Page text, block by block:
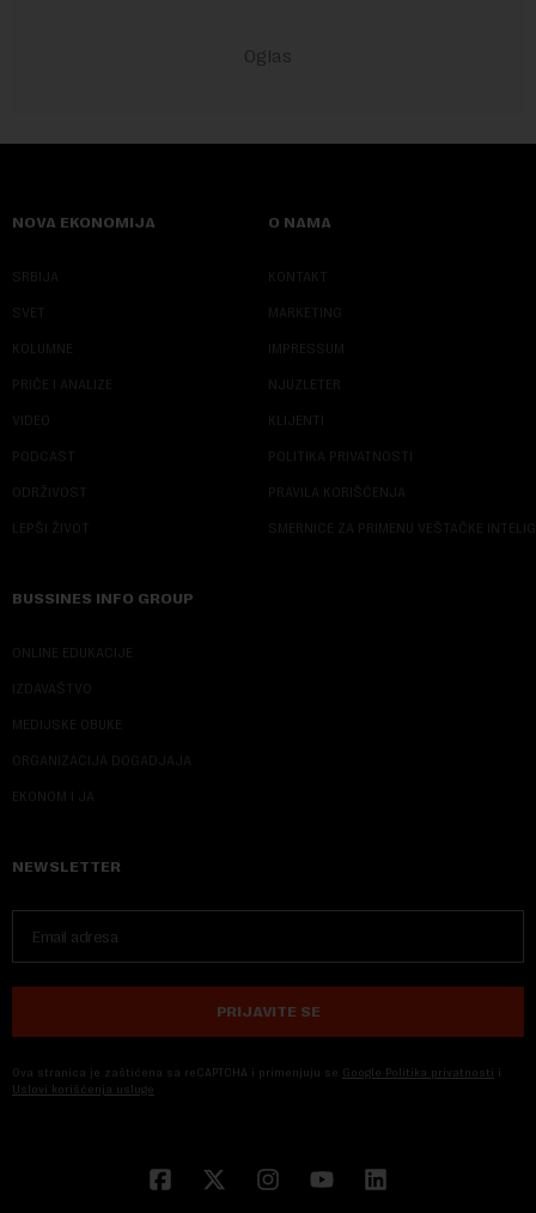
NOVA EKONOMIJA
SRBIJA
SVET
KOLUMNE
PRIČE I ANALIZE
VIDEO
PODCAST
ODRŽIVOST
LEPŠI ŽIVOT
O NAMA
KONTAKT
MARKETING
IMPRESSUM
NJUZLETER
KLIJENTI
POLITIKA PRIVATNOSTI
PRAVILA KORIŠĆENJA
SMERNICE ZA PRIMENU VEŠTAČKE
BUSSINES INFO GROUP
ONLINE EDUKACIJE
IZDAVAŠTVO
MEDIJSKE OBUKE
ORGANIZACIJA DOGADJAJA
EKONOM I JA
NEWSLETTER
PRIJAVITE SE
Ova stranica je zaštićena sa reCAPTCHA i primenjuju se Google Politika privatnosti i
Uslovi korišćenja usluge